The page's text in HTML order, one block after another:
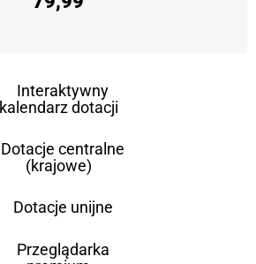
Interaktywny
kalendarz dotacji
Dotacje centralne
(krajowe)
Dotacje unijne
Przeglądarka